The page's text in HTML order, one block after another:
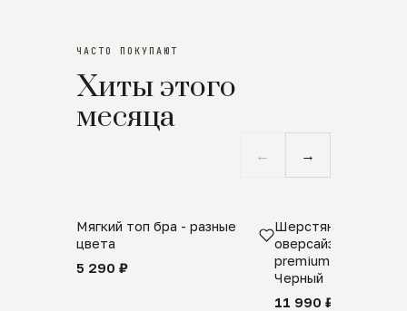
ЧАСТО ПОКУПАЮТ
Хиты этого
месяца
← →
Мягкий топ бра - разные
цвета
5 290 ₽
Шерстяной свитер
оверсайз 100%
premium merino
Черный
11 990 ₽